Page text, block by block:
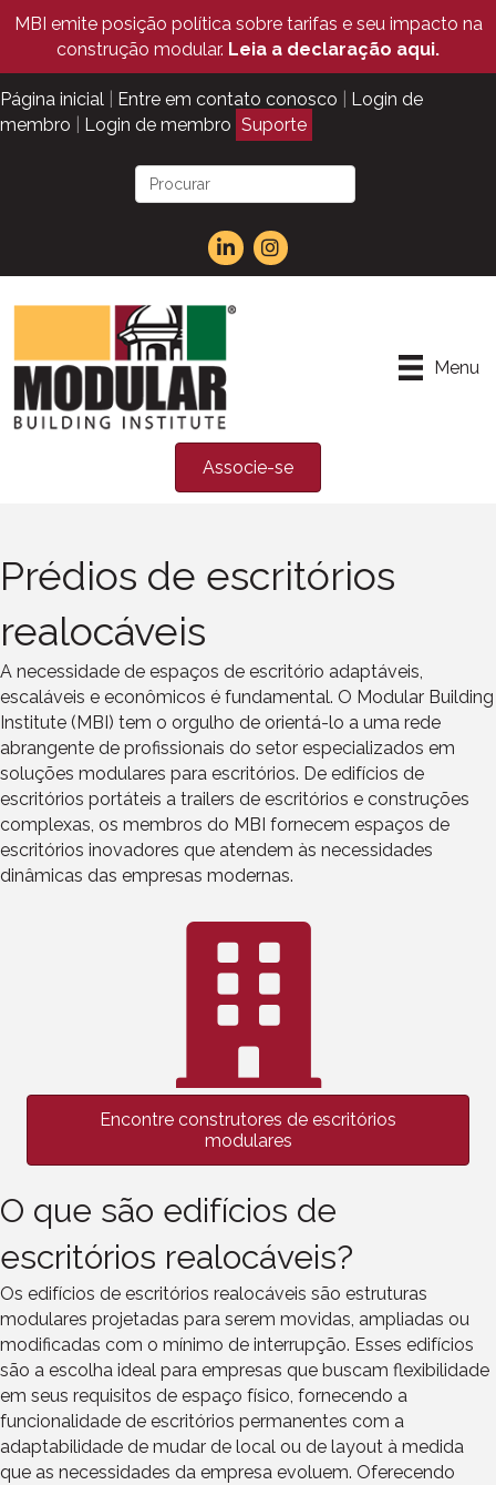
MBI emite posição política sobre tarifas e seu impacto na
construção modular. Leia a declaração aqui.
Página inicial Entre em contato conosco
Login de
membro
Login de membro Suporte
Menu
Associe-se
Prédios de escritórios
realocáveis
A necessidade de espaços de escritório adaptáveis,
escaláveis e econômicos é fundamental. O Modular Building
Institute (MBI) tem o orgulho de orientá-lo a uma rede
abrangente de profissionais do setor especializados em
soluções modulares para escritórios. De edifícios de
escritórios portáteis a trailers de escritórios e construções
complexas, os membros do MBI fornecem espaços de
escritórios inovadores que atendem às necessidades
dinâmicas das empresas modernas.
Encontre construtores de escritórios
modulares
O que são edifícios de
escritórios realocáveis?
Os edifícios de escritórios realocáveis são estruturas
modulares projetadas para serem movidas, ampliadas ou
modificadas com o mínimo de interrupção. Esses edifícios
são a escolha ideal para empresas que buscam flexibilidade
em seus requisitos de espaço físico, fornecendo a
funcionalidade de escritórios permanentes com a
adaptabilidade de mudar de local ou de layout à medida
que as necessidades da empresa evoluem. Oferecendo